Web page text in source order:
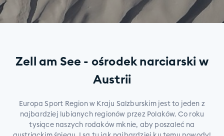
Zell am See - ośrodek narciarski w
Austrii
Europa Sport Region w Kraju Salzburskim jest to jeden z
najbardziej lubianych regionów przez Polaków. Co roku
tysiące naszych rodaków mknie, aby poszaleć na